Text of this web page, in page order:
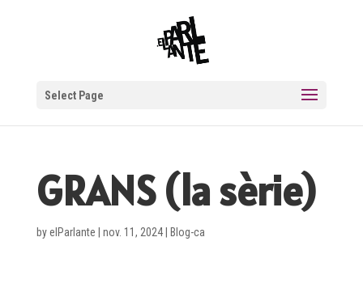
Select Page
GRANS (la sèrie)
byelParlante nov. 11, 2024| Blog-ca